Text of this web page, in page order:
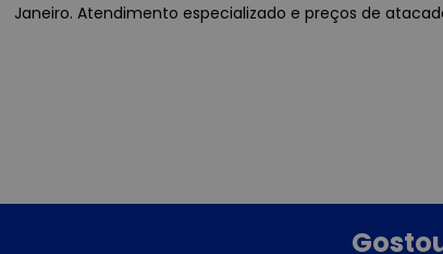
Janeiro. Atendimento especializado e preços de